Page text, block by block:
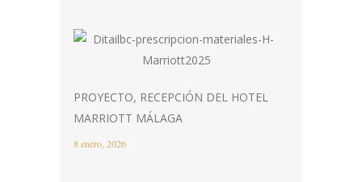
PROYECTO, RECEPCIÓN DEL HOTEL
MARRIOTT MÁLAGA
8 enero, 2026